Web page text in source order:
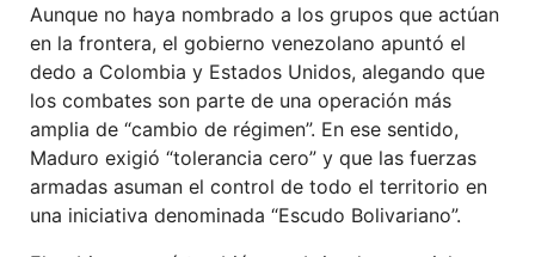
Aunque no haya nombrado a los grupos que actúan
en la frontera, el gobierno venezolano apuntó el
dedo a Colombia y Estados Unidos, alegando que
los combates son parte de una operación más
amplia de “cambio de régimen”. En ese sentido,
Maduro exigió “tolerancia cero” y que las fuerzas
armadas asuman el control de todo el territorio en
una iniciativa denominada “Escudo Bolivariano”.